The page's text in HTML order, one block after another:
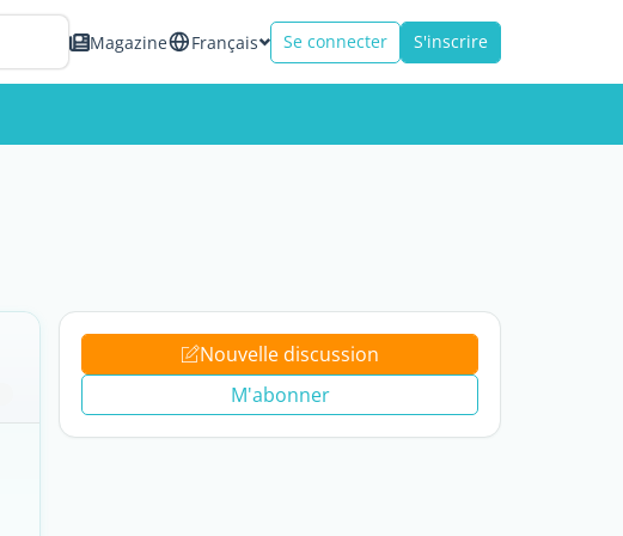
Magazine Français Se connecter S'inscrire
Nouvelle discussion
M'abonner